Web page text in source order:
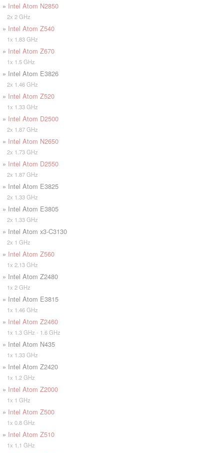
» Intel Atom N2850
2x 2 GHz
» Intel Atom Z540
1x 1.83 GHz
» Intel Atom Z670
1x 1.5 GHz
» Intel Atom E3826
2x 1.46 GHz
» Intel Atom Z520
1x 1.33 GHz
» Intel Atom D2500
2x 1.87 GHz
» Intel Atom N2650
2x 1.73 GHz
» Intel Atom D2550
2x 1.87 GHz
» Intel Atom E3825
2x 1.33 GHz
» Intel Atom E3805
2x 1.33 GHz
» Intel Atom x3-C3130
2x 1 GHz
» Intel Atom Z560
1x 2.13 GHz
» Intel Atom Z2480
1x 2 GHz
» Intel Atom E3815
1x 1.46 GHz
» Intel Atom Z2460
1x 1.3 GHz - 1.6 GHz
» Intel Atom N435
1x 1.33 GHz
» Intel Atom Z2420
1x 1.2 GHz
» Intel Atom Z2000
1x 1 GHz
» Intel Atom Z500
1x 0.8 GHz
» Intel Atom Z510
1x 1.1 GHz